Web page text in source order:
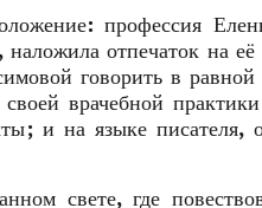
профессия
отпечаток на её
говорить в
врачебной
и на языке писателя,
свете, где